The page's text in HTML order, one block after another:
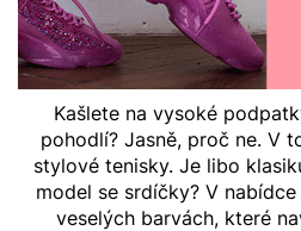
Kašlete na vysoké
pohodlí? Jasně, proč ne. V
stylové tenisky. Je libo
model se srdíčky? V
veselých barvách, které